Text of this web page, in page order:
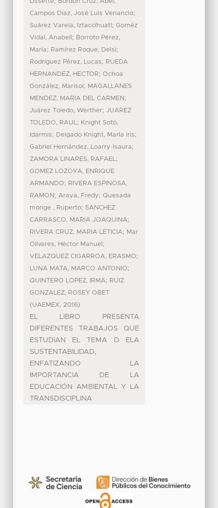
Campos Díaz, José Luis Venancio;
Suárez Varela, Iztaccíhuatl ; Goméz
Vidal, Anabell
; Borroto Pérez,
María; Ramírez Roque, Delsi;
Rodríguez Pérez, Lucas; RUEDA
HERNANDEZ, HECTOR; Ochoa
González, Marisol ; MAGALLANES
MENDEZ, MARIA DEL CARMEN ;
Juárez Toledo, Werther; JUAREZ
TOLEDO, RAUL; Knight Soto,
Idarmis; Delgado Knight, Marla Iris;
Gabriel Hernández, Loarry-Isaura;
ZAMORA LINARES, RAFAEL;
GOMEZ LOZOYA, ENRIQUE
ARMANDO; RIVERA ESPINOSA,
RAMON ; Araya, Fredy; Quesada
monge , Ruperto; SANCHEZ
CARRASCO, MARIA JOAQUINA;
RIVERA CRUZ, MARIA LETICIA; Mar
Olivares, Héctor Manuel ;
VELAZQUEZ CIGARROA, ERASMO;
LUNA MATA, MARCO ANTONIO;
QUINTERO LOPEZ, IRMA; RUIZ
GONZALEZ, ROSEY OBET
(UAEMEX, 2016)
EL LIBRO PRESENTA
DIFERENTES TRABAJOS QUE
ESTUDIAN EL TEMA D ELA
SUSTENTABILIDAD,
ENFATIZANDO LA
IMPORTANCIA DE LA
EDUCACIÓN AMBIENTAL Y LA
TRANSDISCIPLINA